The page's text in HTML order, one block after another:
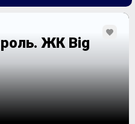
ЖК Big